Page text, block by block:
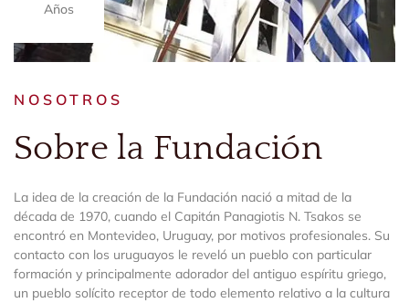
Años
NOSOTROS
Sobre la Fundación
La idea de la creación de la Fundación nació a mitad de la
década de 1970, cuando el Capitán Panagiotis N. Tsakos se
encontró en Montevideo, Uruguay, por motivos profesionales. Su
contacto con los uruguayos le reveló un pueblo con particular
formación y principalmente adorador del antiguo espíritu griego,
un pueblo solícito receptor de todo elemento relativo a la cultura